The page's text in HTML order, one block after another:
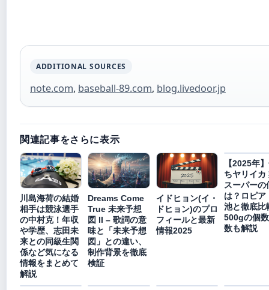
ADDITIONAL SOURCES
note.com, baseball-89.com, blog.livedoor.jp
関連記事をさらに表示
川島海荷の結婚
相手は競泳選手
の中村克！年収
や学歴、志田未
来との同級生関
係など気になる
情報をまとめて
解説
Dreams Come
True 未来予想
図 II – 歌詞の意
味と「未来予想
図」との違い、
制作背景を徹底
検証
イドヒョン(イ・
ドヒョン)のプロ
フィールと最新
情報2025
【2025年
ちヤリイカ
スーパーの
は？ロピア
池と徹底比
500gの個
数も解説